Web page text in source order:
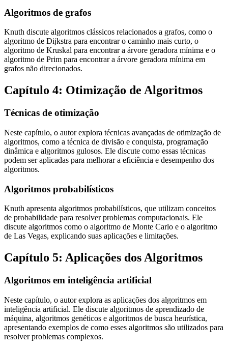
Algoritmos de grafos
Knuth discute algoritmos clássicos relacionados a grafos, como o
algoritmo de Dijkstra para encontrar o caminho mais curto, o
algoritmo de Kruskal para encontrar a árvore geradora mínima e o
algoritmo de Prim para encontrar a árvore geradora mínima em
grafos não direcionados.
Capítulo 4: Otimização de Algoritmos
Técnicas de otimização
Neste capítulo, o autor explora técnicas avançadas de otimização de
algoritmos, como a técnica de divisão e conquista, programação
dinâmica e algoritmos gulosos. Ele discute como essas técnicas
podem ser aplicadas para melhorar a eficiência e desempenho dos
algoritmos.
Algoritmos probabilísticos
Knuth apresenta algoritmos probabilísticos, que utilizam conceitos
de probabilidade para resolver problemas computacionais. Ele
discute algoritmos como o algoritmo de Monte Carlo e o algoritmo
de Las Vegas, explicando suas aplicações e limitações.
Capítulo 5: Aplicações dos Algoritmos
Algoritmos em inteligência artificial
Neste capítulo, o autor explora as aplicações dos algoritmos em
inteligência artificial. Ele discute algoritmos de aprendizado de
máquina, algoritmos genéticos e algoritmos de busca heurística,
apresentando exemplos de como esses algoritmos são utilizados para
resolver problemas complexos.